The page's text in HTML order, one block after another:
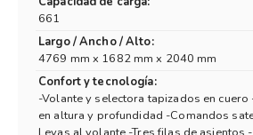
661
Largo / Ancho / Alto:
4769 mm x 1682 mm x 2040 mm
Confort y tecnología:
-Volante y selectora tapizados en
en altura y profundidad -Comandos